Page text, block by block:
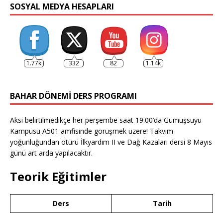
SOSYAL MEDYA HESAPLARI
1.77k 332 82 1.14k
BAHAR DÖNEMI DERS PROGRAMI
Aksi belirtilmedikçe her perşembe saat 19.00’da Gümüşsuyu
Kampüsü A501 amfisinde görüşmek üzere! Takvim
yoğunluğundan ötürü İlkyardım II ve Dağ Kazaları dersi 8 Mayıs
günü art arda yapılacaktır.
Teorik Eğitimler
Ders
Tarih